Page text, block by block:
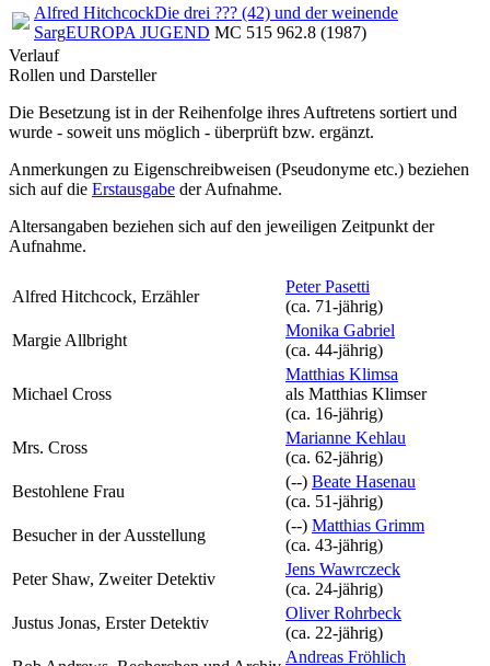
Alfred HitchcockDie drei ??? (42) und der weinende
SargEUROPA JUGEND MC 515 962.8 (1987)
Verlauf
Rollen und Darsteller
Die Besetzung ist in derReihenfolge ihres Auftretens sortiert und
wurde - soweit uns möglich - überprüft bzw. ergänzt.
Anmerkungen zu Eigenschreibweisen (Pseudonyme etc.) beziehen
sich auf die Erstausgabe der Aufnahme.
Altersangaben beziehen sich auf den jeweiligen Zeitpunkt der
Aufnahme.
Alfred Hitchcock, Erzähler
Peter Pasetti
(ca. 71‑jährig)
Margie Allbright
Monika Gabriel
(ca. 44‑jährig)
Michael Cross
Matthias Klimsa
als Matthias Klimser
(ca. 16‑jährig)
Mrs. Cross
Marianne Kehlau
(ca. 62‑jährig)
Bestohlene Frau
(--) Beate Hasenau
(ca. 51‑jährig)
Besucher in der Ausstellung
(--) Matthias Grimm
(ca. 43‑jährig)
Peter Shaw, Zweiter Detektiv
Jens Wawrczeck
(ca. 24‑jährig)
Justus Jonas, Erster Detektiv
Oliver Rohrbeck
(ca. 22‑jährig)
Andreas Fröhlich